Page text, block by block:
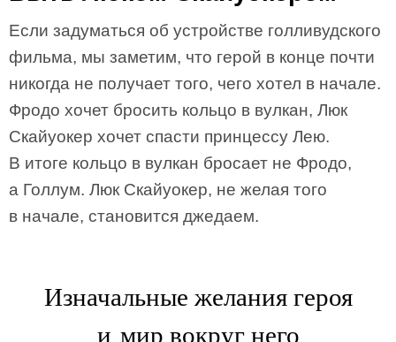
Если задуматься об устройстве голливудского
фильма, мы заметим, что герой в конце почти
никогда не получает того, чего хотел в начале.
Фродо хочет бросить кольцо в вулкан, Люк
Скайуокер хочет спасти принцессу Лею.
В итоге кольцо в вулкан бросает не Фродо,
а Голлум. Люк Скайуокер, не желая того
в начале, становится джедаем.
Изначальные желания героя
и мир вокруг него